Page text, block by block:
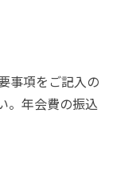
事項をご記入の
。年会費の振込